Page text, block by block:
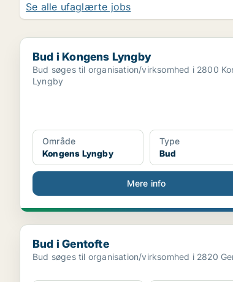
Se alle ufaglærte jobs
Bud i Kongens Lyngby
Bud i Kongens Lyngby
Bud søges til organisation/virksomhed i 2800
Lyngby
Område
Kongens Lyngby
Type
Bud
Mere info
Bud i Gentofte
Bud i Gentofte
Bud søges til organisation/virksomhed i 2820